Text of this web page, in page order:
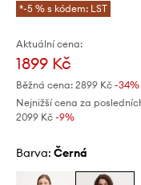
*-5 % s kódem: LST
Aktuální cena:
1899 Kč
Běžná cena: 2899 Kč -34%
Nejnižší cena za
2099 Kč -9%
Barva: černá